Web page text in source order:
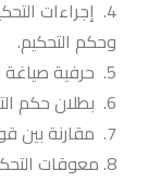
إجراءات
وحكم التحكيم.
حرفية صياغة
بطلان حكم
مقارنة بين
معوقات